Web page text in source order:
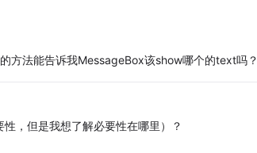
方法能告诉我MessageBox该show哪个的text吗？
，但是我想了解必要性在哪里）？